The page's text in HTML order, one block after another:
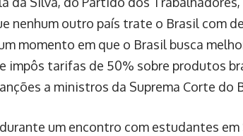
nenhum outro país trate o Brasil com
momento em que o Brasil busca
impôs tarifas de 50% sobre produtos
a ministros da Suprema Corte do
um encontro com estudantes em